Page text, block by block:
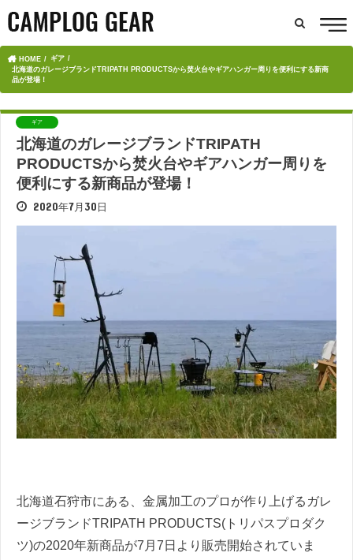
HOME
ギア
北海道のガレージブランドTRIPATH PRODUCTSから焚火台やギアハンガー周りを便利にする新商
品が登場！
ギア
北海道のガレージブランドTRIPATH
PRODUCTSから焚火台やギアハンガー周りを
便利にする新商品が登場！
2020年7月30日
北海道石狩市にある、金属加工のプロが作り上げるガレ
ージブランドTRIPATH PRODUCTS(トリパスプロダク
ツ)の2020年新商品が7月7日より販売開始されていま